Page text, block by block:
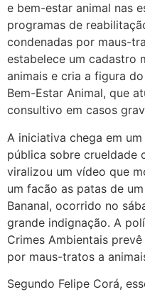
e bem-estar animal nas
programas de
condenadas por maus-
estabelece um cadastro
animais e cria a figura
Bem-Estar Animal, que
consultivo em casos
A iniciativa chega em
pública sobre crueldade
viralizou um vídeo que
um facão as patas de
Bananal, ocorrido no
grande indignação. A
Crimes Ambientais
por maus-tratos a
Segundo Felipe Corá,